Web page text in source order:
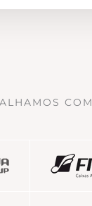
COM